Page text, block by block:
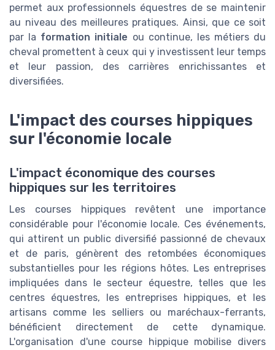
permet aux professionnels équestres de se maintenir
au niveau des meilleures pratiques. Ainsi, que ce soit
par la formation initiale ou continue, les métiers du
cheval promettent à ceux qui y investissent leur temps
et leur passion, des carrières enrichissantes et
diversifiées.
L'impact des courses hippiques
sur l'économie locale
L'impact économique des courses
hippiques sur les territoires
Les courses hippiques revêtent une importance
considérable pour l'économie locale. Ces événements,
qui attirent un public diversifié passionné de chevaux
et de paris, génèrent des retombées économiques
substantielles pour les régions hôtes. Les entreprises
impliquées dans le secteur équestre, telles que les
centres équestres, les entreprises hippiques, et les
artisans comme les selliers ou maréchaux-ferrants,
bénéficient directement de cette dynamique.
L'organisation d'une course hippique mobilise divers